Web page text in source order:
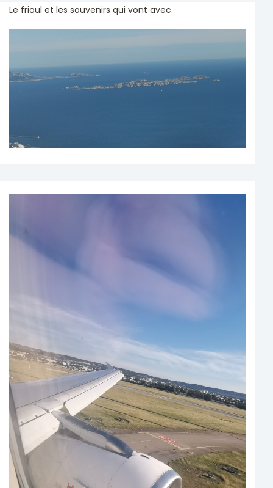
Le frioul et les souvenirs qui vont avec.